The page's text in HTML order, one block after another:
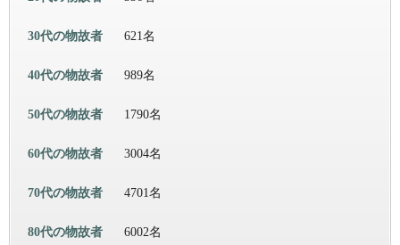
30代の物故者 621名
40代の物故者 989名
50代の物故者 1790名
60代の物故者 3004名
70代の物故者 4701名
80代の物故者 6002名